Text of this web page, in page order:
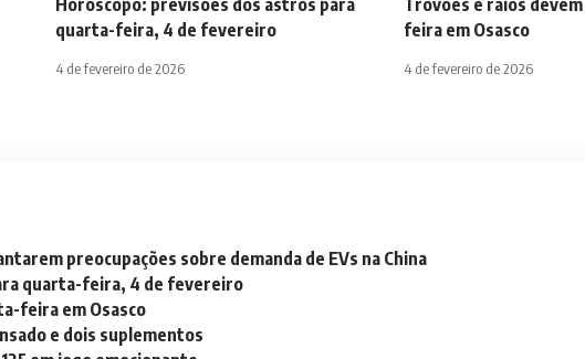
quarta-feira, 4 de fevereiro
4 de fevereiro de 2026
feira em Osasco
4 de fevereiro de 2026
preocupações sobre demanda de EVs na China
quarta-feira, 4 de fevereiro
feira em Osasco
e dois suplementos